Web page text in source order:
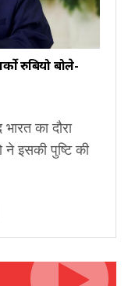
रुबियो बोले-
का दौरा
ने इसकी पुष्टि की